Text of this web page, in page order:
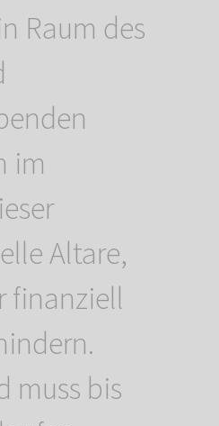
Raum des
im
Altare,
finanziell
muss bis